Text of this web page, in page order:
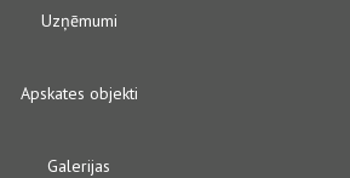
Uzņēmumi
Apskates objekti
Galerijas